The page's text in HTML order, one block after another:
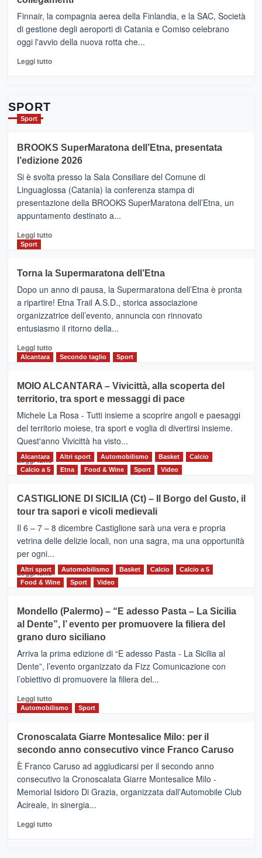
–
Ci
siamo
quasi….
pronti
per
Finnair, la compagnia aerea della Finlandia, e la SAC, Società
di gestione degli aeroporti di Catania e Comiso celebrano
oggi l'avvio della nuova rotta che...
Leggi tuttoLeggi
con
la
Al
via
i
collegamenti
SPORT
Sport
BROOKS SuperMaratona dell’Etna, presentata
l’edizione 2026
Si è svolta presso la Sala Consiliare del Comune di
Linguaglossa (Catania) la conferenza stampa di
presentazione della BROOKS SuperMaratona dell’Etna, un
appuntamento destinato a...
Leggi tuttoLeggi
BROOKS
SuperMaratona
dell’Etna,
presentata
l’edizione
2026
Sport
Torna la Supermaratona dell’Etna
Dopo un anno di pausa, la Supermaratona dell’Etna è pronta
a ripartire! Etna Trail A.S.D., storica associazione
organizzatrice dell’evento, annuncia con rinnovato
entusiasmo il ritorno della...
Leggi tuttoLeggi
Torna
la
Supermaratona
dell’Etna
Alcantara Secondo taglio Sport
MOIO ALCANTARA – Vivicittà, alla scoperta del
territorio, tra sport e messaggi di pace
Michele La Rosa - Tutti insieme a scoprire angoli e paesaggi
del territorio moiese, tra sport e voglia di divertirsi insieme.
Quest'anno Vivicittà ha visto...
Leggi tutto Leggi
MOIO
ALCANTARA
–
Vivicittà,
alla
scoperta
del
territorio,
e
messaggi
di
Alcantara Altri sport Automobilismo Basket
Calcio
Calcio a 5
Etna Food & Wine Sport Video
CASTIGLIONE DI SICILIA (Ct) – Il Borgo del Gusto, il
tour tra sapori e vicoli medievali
Il 6 – 7 – 8 dicembre Castiglione sarà una vera e propria
vetrina delle delizie locali, non una sagra, ma una opportunità
per ogni...
Leggi tuttoLeggi
di
CASTIGLIONE
DI
SICILIA
(Ct)
–
Il
Borgo
Gusto,
il
tra
sapori
vicoli
medievali
Altri sport Automobilismo Basket Calcio
Calcio a 5
Food & Wine
Sport Video
Mondello (Palermo) – “E adesso Pasta – La Sicilia
al Dente”, l’ evento per promuovere la filiera del
grano duro siciliano
Arriva la prima edizione di “E adesso Pasta - La Sicilia al
Dente”, l’evento organizzato da Fizz Comunicazione con
l’obiettivo di promuovere la filiera del...
Leggi tuttoLeggi
di
Mondello
(Palermo)
–
“E
adesso
Pasta
–
Sicilia
Automobilismo Sport
Cronoscalata Giarre Montesalice Milo: per il
secondo anno consecutivo vince Franco Caruso
È Franco Caruso ad aggiudicarsi per il secondo anno
consecutivo la Cronoscalata Giarre Montesalice Milo -
Memorial Isidoro Di Grazia, organizzata dall'Automobile Club
Acireale, in sinergia...
Leggi tuttoLeggi